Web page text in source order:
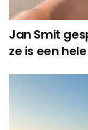
Jan Smit
ze is een